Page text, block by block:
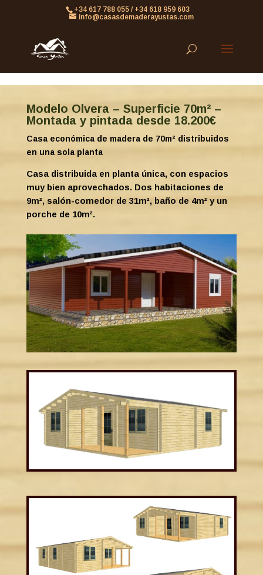
861613063953479
+34 617 788 055 / +34 618 959 603
info@casasdemaderayustas.com
Modelo Olvera – Superficie 70m² –
Montada y pintada desde 18.200€
Casa económica de madera de 70m² distribuidos
en una sola planta
Casa distribuida en planta única, con espacios
muy bien aprovechados. Dos habitaciones de
9m², salón-comedor de 31m², baño de 4m² y un
porche de 10m².